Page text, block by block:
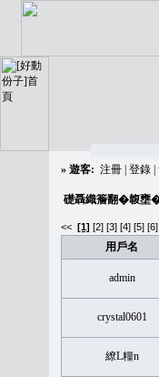
» 遊客: 注冊 登錄
礎聶織簷翻�䪖壅
<< [1] [2] [3] [4] [5] [6]
用戶名
admin
crystal0601
繚L糧n